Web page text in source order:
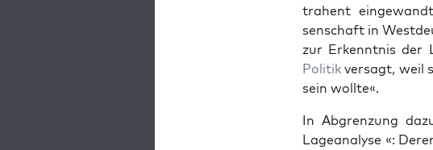
tra­hent
senschaft in
zur Erken­nt­nis der
Poli­tikver­sagt, weil
sein wollte«.
In Abgren­zung
Lage­analyse «: